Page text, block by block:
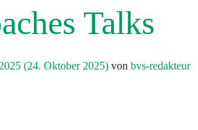
Talks
(24. Oktober 2025) von bvs-redakteur